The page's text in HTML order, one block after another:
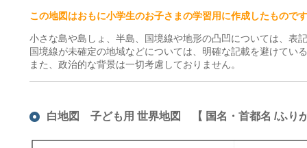
この地図はおもに小学生のお子さまの学習用に作成したもので
小さな島や島しょ、半島、国境線や地形の凸凹については、表
国境線が未確定の地域などについては、明確な記載を避けてい
また、政治的な背景は一切考慮しておりません。
白地図 子ども用 世界地図 【 国名・首都名 /ふり